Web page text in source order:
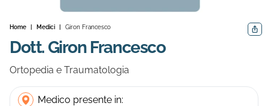
Home Medici Giron Francesco
Dott. Giron Francesco
Ortopedia e Traumatologia
Medico presente in: